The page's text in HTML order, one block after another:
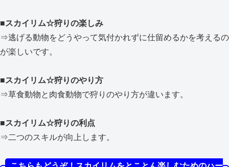
■スカイリム☆狩りの楽しみ
⇒逃げる動物をどうやって気付かれずに仕留めるかを考えるの
が楽しいです。
■スカイリム☆狩りのやり方
⇒草食動物と肉食動物で狩りのやり方が違います。
■スカイリム☆狩りの利点
⇒二つのスキルが向上します。